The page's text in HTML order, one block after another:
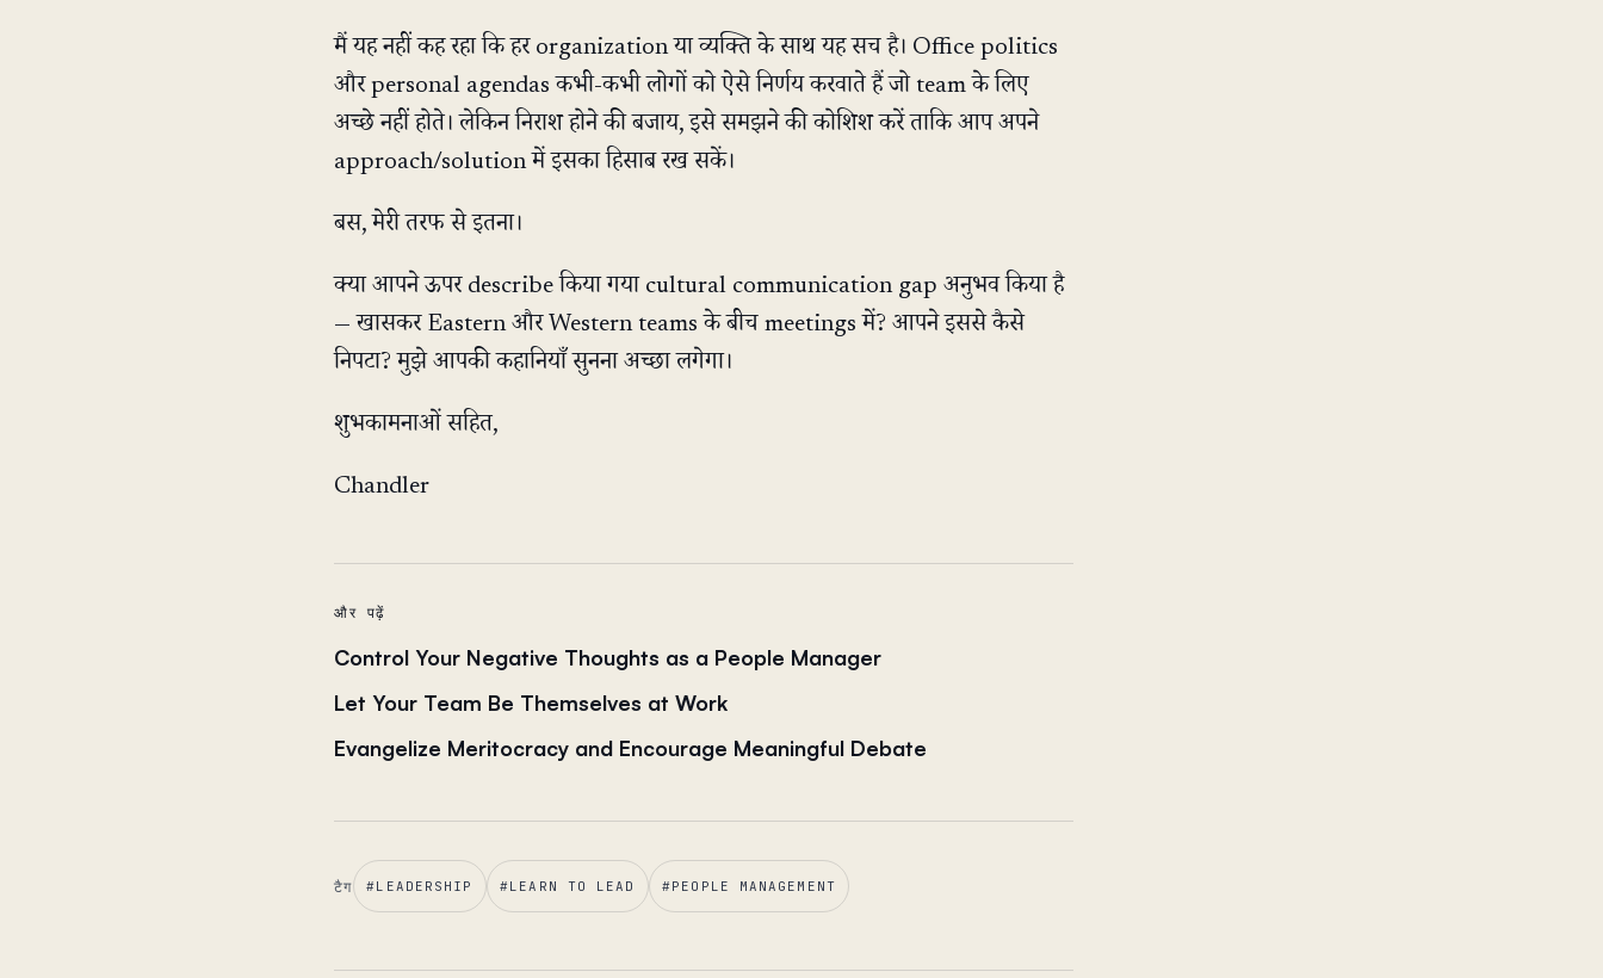
मैं यह नहीं कह रहा कि हर organization या व्यक्ति के साथ यह सच है। Office politics
और personal agendas कभी-कभी लोगों को ऐसे निर्णय करवाते हैं जो team के लिए
अच्छे नहीं होते। लेकिन निराश होने की बजाय, इसे समझने की कोशिश करें ताकि आप अपने
approach/solution में इसका हिसाब रख सकें।
बस, मेरी तरफ से इतना।
क्या आपने ऊपर describe किया गया cultural communication gap अनुभव किया है
— खासकर Eastern और Western teams के बीच meetings में? आपने इससे कैसे
निपटा? मुझे आपकी कहानियाँ सुनना अच्छा लगेगा।
शुभकामनाओं सहित,
Chandler
और पढ़ें
Control Your Negative Thoughts as a People Manager
Let Your Team Be Themselves at Work
Evangelize Meritocracy and Encourage Meaningful Debate
टैग #LEADERSHIP #LEARN TO LEAD #PEOPLE MANAGEMENT